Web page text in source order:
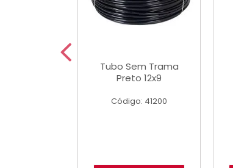
Tubo Sem Trama
Preto 12x9
Código: 41200